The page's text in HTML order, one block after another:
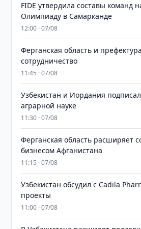
FIDE утвердила составы команд
Олимпиаду в Самарканде
12:00 · 07/08
Ферганская область и
сотрудничество
11:45 · 07/08
Узбекистан и Иордания
аграрной науке
11:30 · 07/08
Ферганская область расширяет
бизнесом Афганистана
11:15 · 07/08
Узбекистан обсудил с Cadila
проекты
11:00 · 07/08